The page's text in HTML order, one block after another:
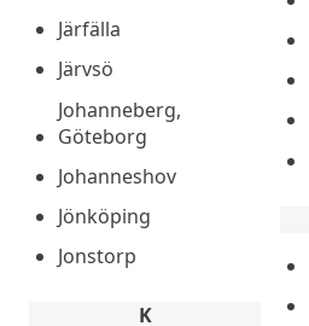
Järfälla
Järvsö
Johanneberg,
Göteborg
Johanneshov
Jönköping
Jonstorp
K